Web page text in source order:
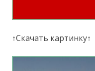
↑Скачать картинку↑